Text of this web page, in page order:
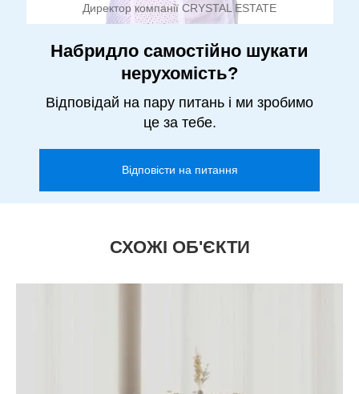
Директор компанії CRYSTAL ESTATE
Набридло самостійно шукати
нерухомість?
Відповідай на пару питань і ми зробимо
це за тебе.
Відповісти на питання
СХОЖІ ОБ'ЄКТИ